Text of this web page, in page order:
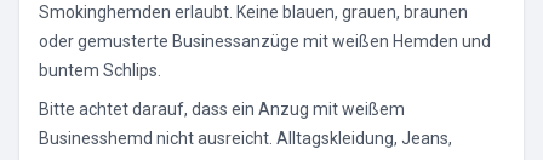
Smokinghemden erlaubt. Keine blauen, grauen, braunen
oder gemusterte Businessanzüge mit weißen Hemden und
buntem Schlips.
Bitte achtet darauf, dass ein Anzug mit weißem
Businesshemd nicht ausreicht. Alltagskleidung, Jeans,